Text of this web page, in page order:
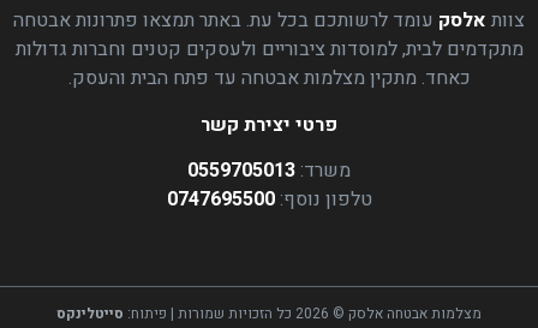
צוות אלסק עומד לרשותכם בכל עת. באתר תמצאו פתרונות אבטחה
מתקדמים לבית, למוסדות ציבוריים ולעסקים קטנים וחברות גדולות
כאחד. מתקין מצלמות אבטחה עד פתח הבית והעסק.
פרטי יצירת קשר
משרד:0559705013
טלפון נוסף:0747695500
מצלמות אבטחה אלסק © 2026 כל הזכויות שמורות | פיתוח: סייטלינקס